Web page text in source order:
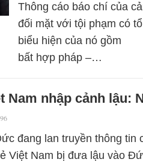
Thông cáo báo chí của
đối mặt với tội phạm có
biểu hiện của nó
bất hợp pháp –…
Nam nhập cảnh lậu:
đang lan truyền thông tin
Việt Nam bị đưa lậu vào